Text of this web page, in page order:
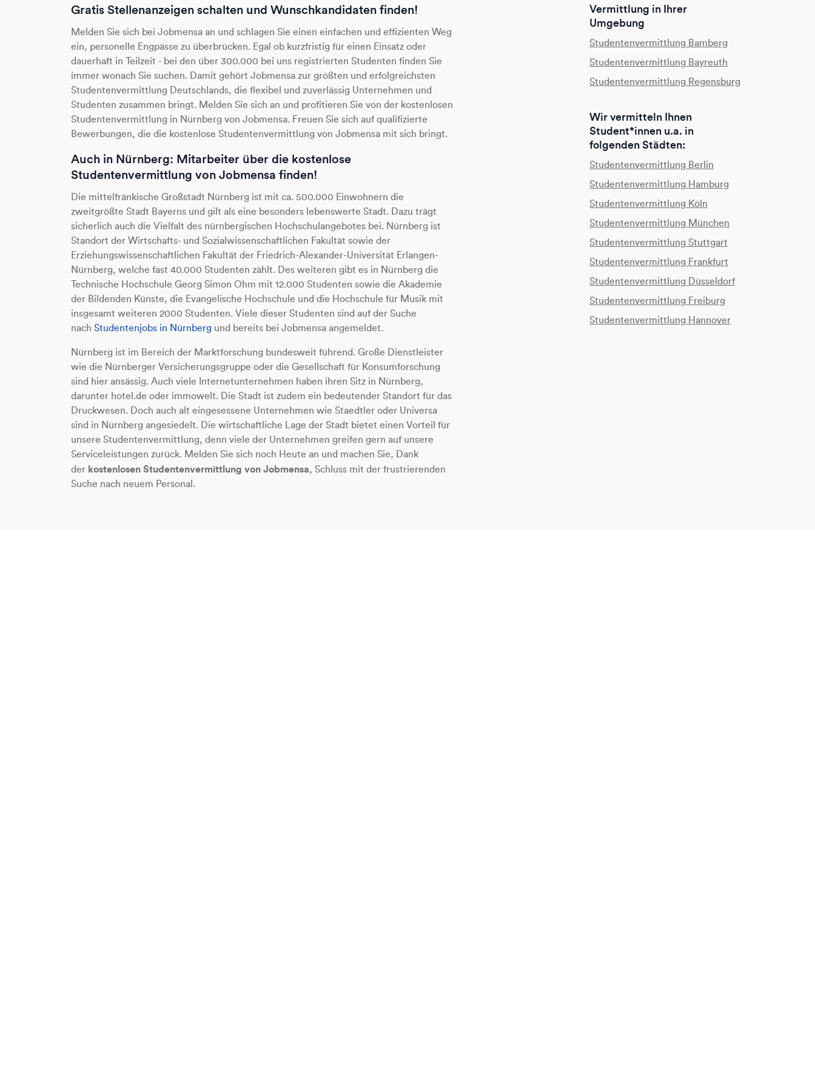
Gratis Stellenanzeigen schalten und Wunschkandidaten finden!
Melden Sie sich bei Jobmensa an und schlagen Sie einen einfachen und effizienten Weg
ein, personelle Engpässe zu überbrücken. Egal ob kurzfristig für einen Einsatz oder
dauerhaft in Teilzeit - bei den über 300.000 bei uns registrierten Studenten finden Sie
immer wonach Sie suchen. Damit gehört Jobmensa zur größten und erfolgreichsten
Studentenvermittlung Deutschlands, die flexibel und zuverlässig Unternehmen und
Studenten zusammen bringt. Melden Sie sich an und profitieren Sie von der kostenlosen
Studentenvermittlung in Nürnberg von Jobmensa. Freuen Sie sich auf qualifizierte
Bewerbungen, die die kostenlose Studentenvermittlung von Jobmensa mit sich bringt.
Auch in Nürnberg: Mitarbeiter über die kostenlose
Studentenvermittlung von Jobmensa finden!
Die mittelfränkische Großstadt Nürnberg ist mit ca. 500.000 Einwohnern die
zweitgrößte Stadt Bayerns und gilt als eine besonders lebenswerte Stadt. Dazu trägt
sicherlich auch die Vielfalt des nürnbergischen Hochschulangebotes bei. Nürnberg ist
Standort der Wirtschafts- und Sozialwissenschaftlichen Fakultät sowie der
Erziehungswissenschaftlichen Fakultät der Friedrich-Alexander-Universität Erlangen-
Nürnberg, welche fast 40.000 Studenten zählt. Des weiteren gibt es in Nürnberg die
Technische Hochschule Georg Simon Ohm mit 12.000 Studenten sowie die Akademie
der Bildenden Künste, die Evangelische Hochschule und die Hochschule für Musik mit
insgesamt weiteren 2000 Studenten. Viele dieser Studenten sind auf der Suche
nach Studentenjobs in Nürnberg und bereits bei Jobmensa angemeldet.
Nürnberg ist im Bereich der Marktforschung bundesweit führend. Große Dienstleister
wie die Nürnberger Versicherungsgruppe oder die Gesellschaft für Konsumforschung
sind hier ansässig. Auch viele Internetunternehmen haben ihren Sitz in Nürnberg,
darunter hotel.de oder immowelt. Die Stadt ist zudem ein bedeutender Standort für das
Druckwesen. Doch auch alt eingesessene Unternehmen wie Staedtler oder Universa
sind in Nürnberg angesiedelt. Die wirtschaftliche Lage der Stadt bietet einen Vorteil für
unsere Studentenvermittlung, denn viele der Unternehmen greifen gern auf unsere
Serviceleistungen zurück. Melden Sie sich noch Heute an und machen Sie, Dank
der kostenlosen Studentenvermittlung von Jobmensa, Schluss mit der frustrierenden
Suche nach neuem Personal.
Vermittlung in Ihrer
Umgebung
Studentenvermittlung Bamberg
Studentenvermittlung Bayreuth
Studentenvermittlung Regensburg
Wir vermitteln Ihnen
Student*innen u.a. in
folgenden Städten:
Studentenvermittlung Berlin
Studentenvermittlung Hamburg
Studentenvermittlung Köln
Studentenvermittlung München
Studentenvermittlung Stuttgart
Studentenvermittlung Frankfurt
Studentenvermittlung Düsseldorf
Studentenvermittlung Freiburg
Studentenvermittlung Hannover